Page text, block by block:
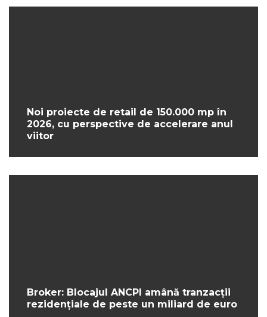
Noi proiecte de retail de 150.000 mp în
2026, cu perspective de accelerare anul
viitor
Broker: Blocajul ANCPI amână tranzacții
rezidențiale de peste un miliard de euro